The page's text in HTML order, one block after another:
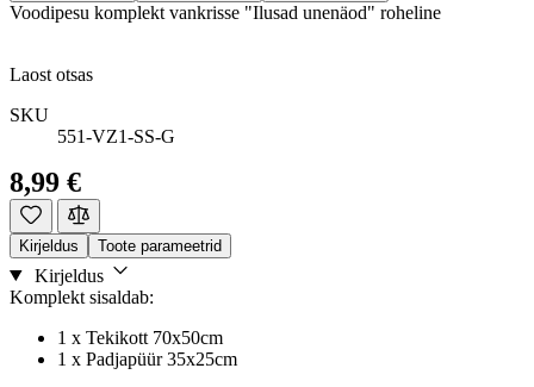
Voodipesu komplekt vankrisse "Ilusad unenäod" roheline
Laost otsas
SKU
551-VZ1-SS-G
8,99 €
Kirjeldus Toote parameetrid
Kirjeldus
Komplekt sisaldab:
1 x Tekikott 70x50cm
1 x Padjapüür 35x25cm